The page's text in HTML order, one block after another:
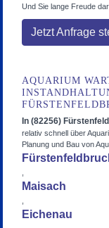
Und Sie lange Freude
Jetzt Anfrage
AQUARIUM
In (82256)
relativ schnell über
Planung und Bau von
Maisach
Eichenau